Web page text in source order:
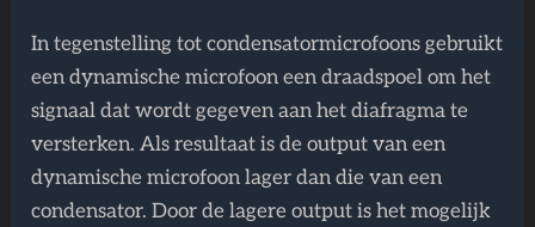
In tegenstelling tot condensatormicrofoons gebruikt
een dynamische microfoon een draadspoel om het
signaal dat wordt gegeven aan het diafragma te
versterken. Als resultaat is de output van een
dynamische microfoon lager dan die van een
condensator. Door de lagere output is het mogelijk